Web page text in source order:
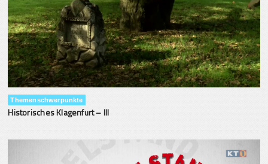
Themenschwerpunkte
Historisches Klagenfurt – III